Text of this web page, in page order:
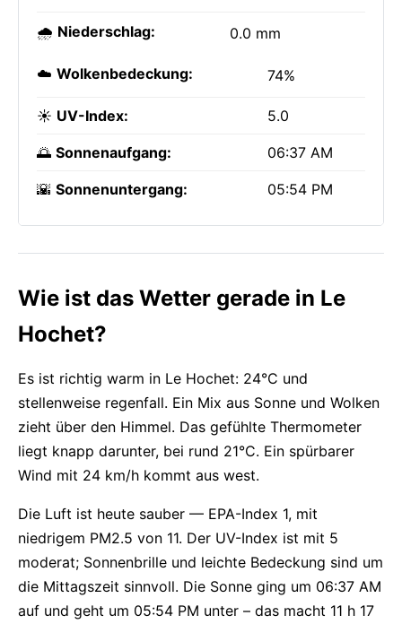
🌧️ Niederschlag: 0.0 mm
☁️ Wolkenbedeckung: 74%
☀️ UV-Index: 5.0
🌅 Sonnenaufgang: 06:37 AM
🌇 Sonnenuntergang: 05:54 PM
Wie ist das Wetter gerade in Le
Hochet?
Es ist richtig warm in Le Hochet: 24°C und
stellenweise regenfall. Ein Mix aus Sonne und Wolken
zieht über den Himmel. Das gefühlte Thermometer
liegt knapp darunter, bei rund 21°C. Ein spürbarer
Wind mit 24 km/h kommt aus west.
Die Luft ist heute sauber — EPA-Index 1, mit
niedrigem PM2.5 von 11. Der UV-Index ist mit 5
moderat; Sonnenbrille und leichte Bedeckung sind um
die Mittagszeit sinnvoll. Die Sonne ging um 06:37 AM
auf und geht um 05:54 PM unter – das macht 11 h 17